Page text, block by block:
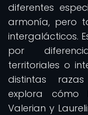
diferentes
armonía, pero
intergalácticos.
por
territoriales o
distintas
explora cómo
Valerian y